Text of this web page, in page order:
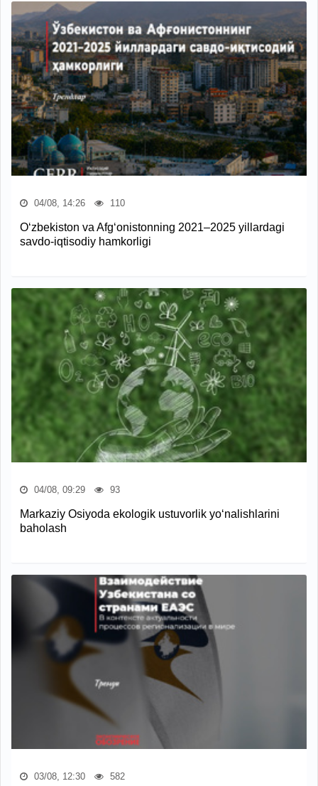
04/08, 14:26 110
O‘zbekiston va Afg‘onistonning 2021–2025 yillardagi
savdo-iqtisodiy hamkorligi
04/08, 09:29 93
Markaziy Osiyoda ekologik ustuvorlik yo‘nalishlarini
baholash
03/08, 12:30 582